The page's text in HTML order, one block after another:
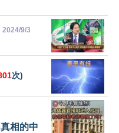
2024/9/3
次)
相的中